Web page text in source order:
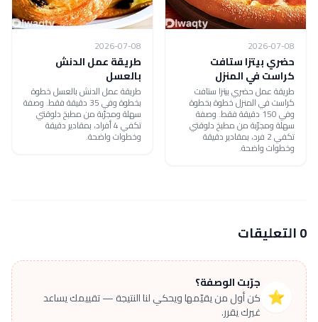
2026-07-08
حضري بيتزا ستافت
كراست في المنزل
طريقة عمل حضري بيتزا ستافت
كراست في المنزل خطوة بخطوة
وفي 150 دقيقة فقط. وصفة
سهلة ومجرّبة من مطبخ دلوقتي
تكفي 2 فرد، بمقادير دقيقة
وخطوات واضحة.
2026-07-08
طريقة عمل الدنش
بالعسل
طريقة عمل الدنش بالعسل خطوة
بخطوة وفي 35 دقيقة فقط. وصفة
سهلة ومجرّبة من مطبخ دلوقتي
تكفي 4 أفراد، بمقادير دقيقة
وخطوات واضحة.
0 التعليقات
⭐
جرّبت الوصفة؟
كن أول من يقيّمها ويحكي لنا النتيجة — تقييمك يساعد
غيرك يقرر.